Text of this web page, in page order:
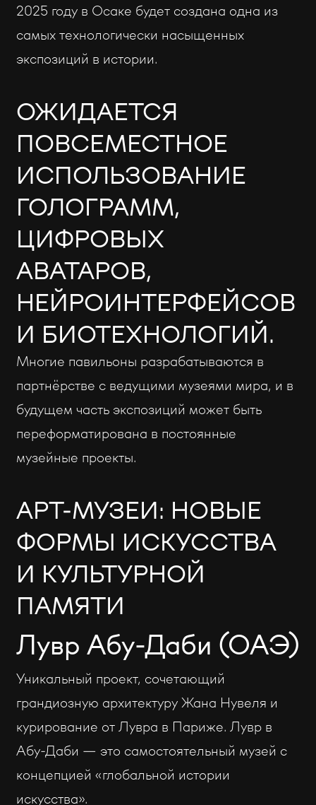
2025 году в Осаке будет создана одна из
самых технологически насыщенных
экспозиций в истории.
ОЖИДАЕТСЯ
ПОВСЕМЕСТНОЕ
ИСПОЛЬЗОВАНИЕ
ГОЛОГРАММ,
ЦИФРОВЫХ
АВАТАРОВ,
НЕЙРОИНТЕРФЕЙСОВ
И БИОТЕХНОЛОГИЙ.
Многие павильоны разрабатываются в
партнёрстве с ведущими музеями мира, и в
будущем часть экспозиций может быть
переформатирована в постоянные
музейные проекты.
АРТ-МУЗЕИ: НОВЫЕ
ФОРМЫ ИСКУССТВА
И КУЛЬТУРНОЙ
ПАМЯТИ
Лувр Абу-Даби (ОАЭ)
Уникальный проект, сочетающий
грандиозную архитектуру Жана Нувеля и
курирование от Лувра в Париже. Лувр в
Абу-Даби — это самостоятельный музей с
концепцией «глобальной истории
искусства».